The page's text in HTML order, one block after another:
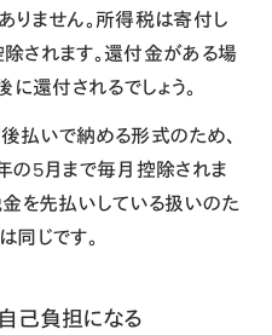
りません。所得税は寄付し
されます。還付金がある場
還付されるでしょう。
払いで納める形式のため、
の5月まで毎月控除されま
を先払いしている扱いのた
同じです。
己負担になる